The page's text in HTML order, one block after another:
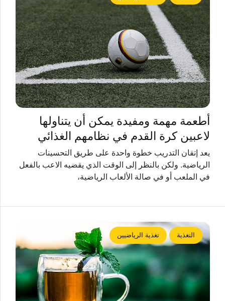
أطعمة مهمة ومفيدة يمكن أن يتناولها
لاعبين كرة القدم في نظامهم الغذائي
يعد إتقان التدريب خطوة واحدة على طريق التحسينات
الرياضية. ولكن بالنظر إلى الوقت الذي يقضيه الاعب بالفعل
في الملعب أو في صالة الألعاب الرياضية،
التغذية تغذية الرياضيين